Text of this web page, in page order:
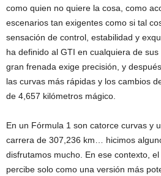
como quien no quiere la cosa, como
escenarios tan exigentes como si tal
sensación de control, estabilidad y
ha definido al GTI en cualquiera de
gran frenada exige precisión, y
las curvas más rápidas y los cambios
de 4,657 kilómetros mágico.
En un Fórmula 1 son catorce curvas y
carrera de 307,236 km… hicimos
disfrutamos mucho. En ese contexto,
percibe solo como una versión más